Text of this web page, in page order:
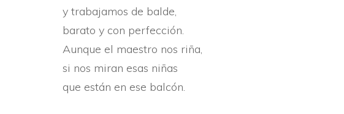
y trabajamos de balde,
barato y con perfección.
Aunque el maestro nos riña,
si nos miran esas niñas
que están en ese balcón.